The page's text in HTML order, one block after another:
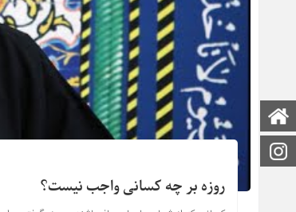
صفحه اصلی
روزه بر چه کسانی واجب نیست؟